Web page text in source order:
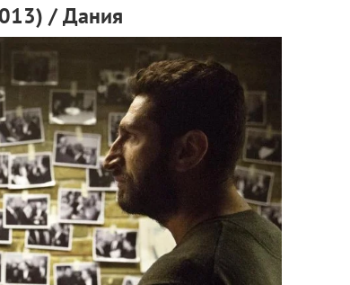
/ Дания